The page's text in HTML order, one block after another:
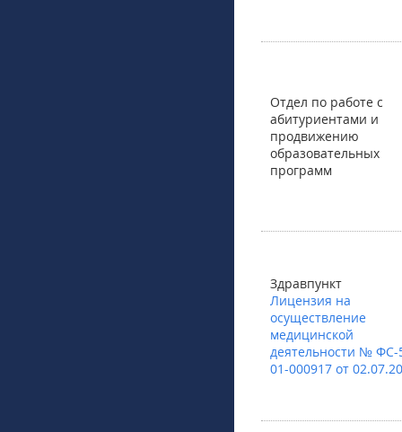
Отдел по работе с
абитуриентами и
продвижению
образовательных
программ
Здравпункт
Лицензия на
осуществление
медицинской
деятельности № ФС-
01-000917 от